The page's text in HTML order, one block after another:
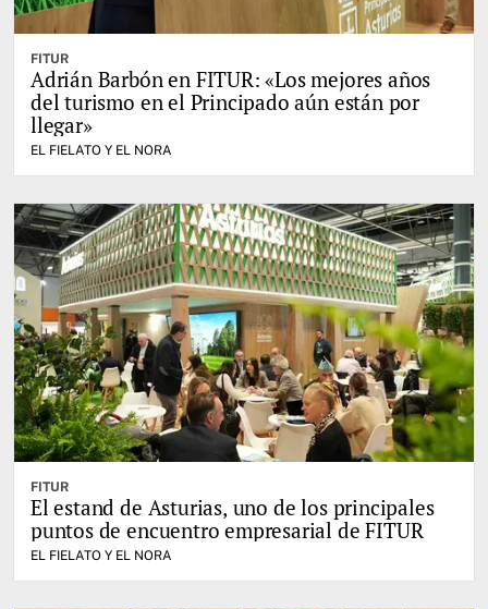
FITUR
Adrián Barbón en FITUR: «Los mejores años
del turismo en el Principado aún están por
llegar»
EL FIELATO Y EL NORA
FITUR
El estand de Asturias, uno de los principales
puntos de encuentro empresarial de FITUR
EL FIELATO Y EL NORA